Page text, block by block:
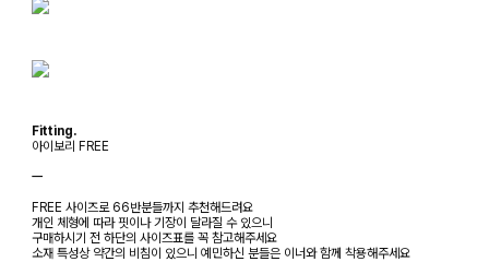
Fitting.
아이보리 FREE
ㅡ
FREE 사이즈로 66반분들까지 추천해드려요
개인 체형에 따라 핏이나 기장이 달라질 수 있으니
구매하시기 전 하단의 사이즈표를 꼭 참고해주세요
소재 특성상 약간의 비침이 있으니 예민하신 분들은 이너와 함께 착용해주세요